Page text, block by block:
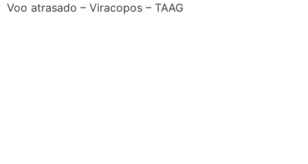
Voo atrasado – Viracopos – TAAG